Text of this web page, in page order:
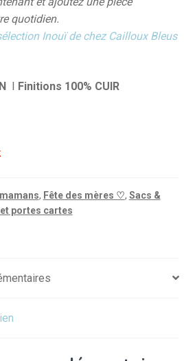
quotidien.
Inouï de chez Cailloux Bleus
I Finitions 100% CUIR
, Fête des mères ♡, Sacs &
portes cartes